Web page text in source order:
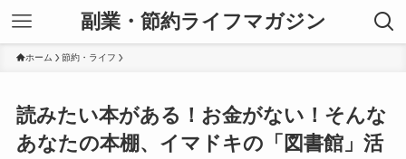
副業・節約ライフマガジン
ホーム 節約・ライフ
読みたい本がある！お金がない！そんな
あなたの本棚、イマドキの「図書館」活